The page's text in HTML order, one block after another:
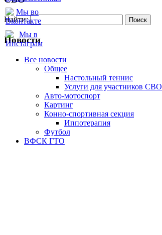
Найти:
Новости
Все новости
Oбщее
Настольный теннис
Услуги для участников СВО
Авто-мотоспорт
Картинг
Конно-спортивная секция
Иппотерапия
Футбол
ВФСК ГТО